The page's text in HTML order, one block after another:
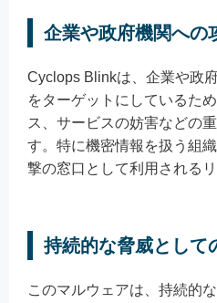
企業や政府機関への
Cyclops Blinkは、企業や政
をターゲットにしているた
ス、サービスの妨害などの
す。特に機密情報を扱う組
撃の窓口として利用される
持続的な脅威として
このマルウェアは、持続的